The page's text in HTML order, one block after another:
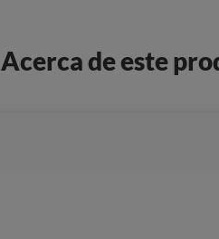
Acerca de este